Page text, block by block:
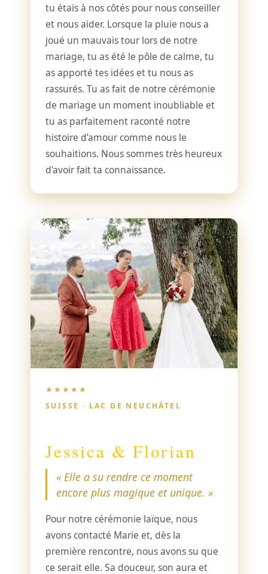
tu étais à nos côtés pour nous conseiller
et nous aider. Lorsque la pluie nous a
joué un mauvais tour lors de notre
mariage, tu as été le pôle de calme, tu
as apporté tes idées et tu nous as
rassurés. Tu as fait de notre cérémonie
de mariage un moment inoubliable et
tu as parfaitement raconté notre
histoire d’amour comme nous le
souhaitions. Nous sommes très heureux
d’avoir fait ta connaissance.
★★★★★
SUISSE · LAC DE NEUCHÂTEL
Jessica & Florian
« Elle a su rendre ce moment
encore plus magique et unique. »
Pour notre cérémonie laïque, nous
avons contacté Marie et, dès la
première rencontre, nous avons su que
ce serait elle. Sa douceur, son aura et